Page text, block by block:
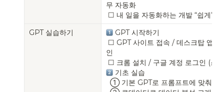
무 자동화
☐ 내 일을 자동화하는 개발 “쉽게”
GPT 실습하기
GPT 시작하기
인
기초 실습